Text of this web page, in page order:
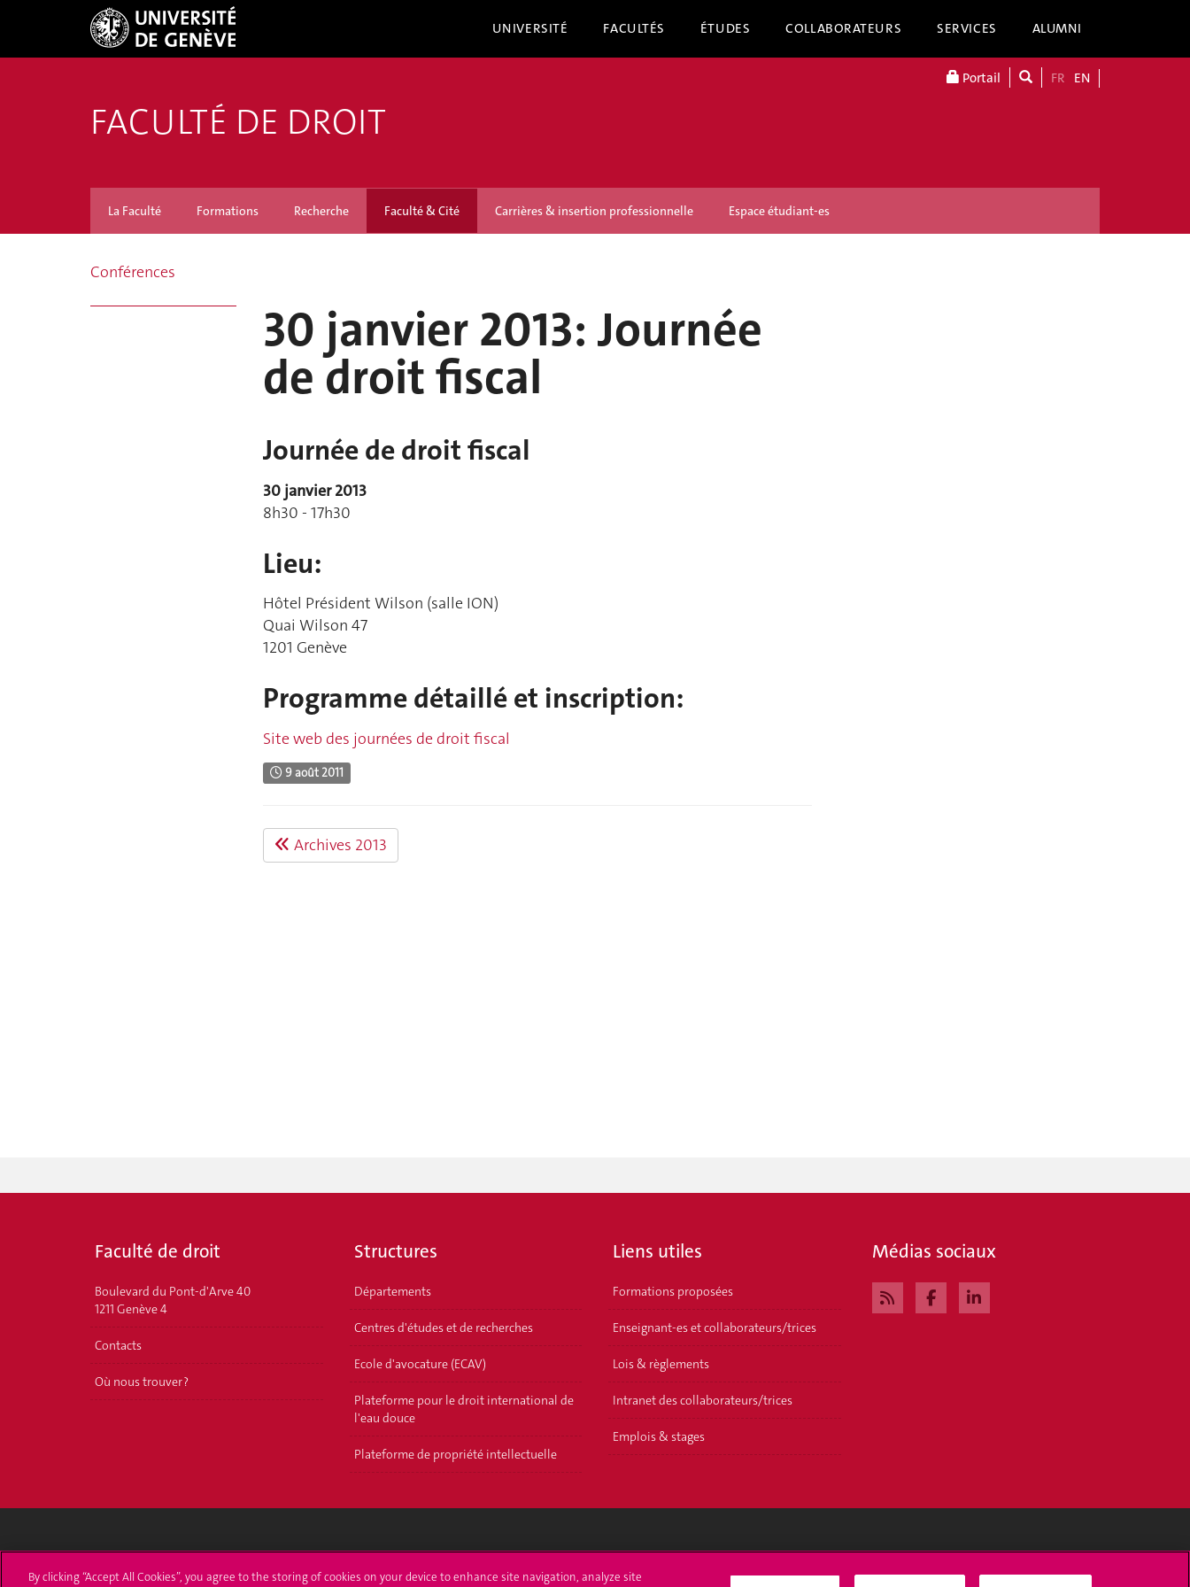
UNIVERSITÉ FACULTÉS ÉTUDES COLLABORATEURS SERVICES ALUMNI
Portail FR EN
FACULTÉ DE DROIT
La Faculté Formations Recherche Faculté & Cité Carrières & insertion professionnelle Espace étudiant-es
Conférences
30 janvier 2013: Journée
de droit fiscal
Journée de droit fiscal
30 janvier 2013
8h30 - 17h30
Lieu:
Hôtel Président Wilson (salle ION)
Quai Wilson 47
1201 Genève
Programme détaillé et inscription:
Site web des journées de droit fiscal
9 août 2011
Archives 2013
Faculté de droit
Boulevard du Pont-d'Arve 40
1211 Genève 4
Contacts
Où nous trouver ?
Structures
Départements
Centres d'études et de recherches
Ecole d'avocature (ECAV)
Plateforme pour le droit international de
l'eau douce
Plateforme de propriété intellectuelle
Liens utiles
Formations proposées
Enseignant-es et collaborateurs/trices
Lois & règlements
Intranet des collaborateurs/trices
Emplois & stages
Médias sociaux
Université de Genève S'inscrire à l'UNIGE L'UNIGE vous informe
By clicking “Accept All Cookies”, you agree to the storing of cookies on your device to enhance site navigation, analyze site